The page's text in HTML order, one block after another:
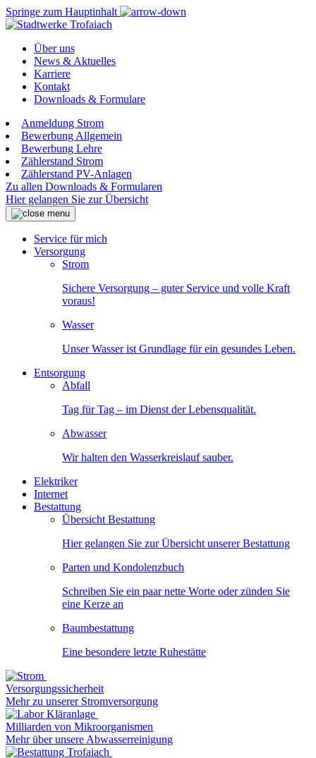
Springe zum Hauptinhalt
Über uns
News & Aktuelles
Karriere
Kontakt
Downloads & Formulare
Anmeldung Strom
Bewerbung Allgemein
Bewerbung Lehre
Zählerstand Strom
Zählerstand PV-Anlagen
Zu allen Downloads & Formularen
Hier gelangen Sie zur Übersicht
Service für mich
Versorgung
Strom
Sichere Versorgung – guter Service und volle Kraft
voraus!
Wasser
Unser Wasser ist Grundlage für ein gesundes Leben.
Entsorgung
Abfall
Tag für Tag – im Dienst der Lebensqualität.
Abwasser
Wir halten den Wasserkreislauf sauber.
Elektriker
Internet
Bestattung
Übersicht Bestattung
Hier gelangen Sie zur Übersicht unserer Bestattung
Parten und Kondolenzbuch
Schreiben Sie ein paar nette Worte oder zünden Sie
eine Kerze an
Baumbestattung
Eine besondere letzte Ruhestätte
Versorgungssicherheit
Mehr zu unserer Stromversorgung
Milliarden von Mikroorganismen
Mehr über unsere Abwasserreinigung